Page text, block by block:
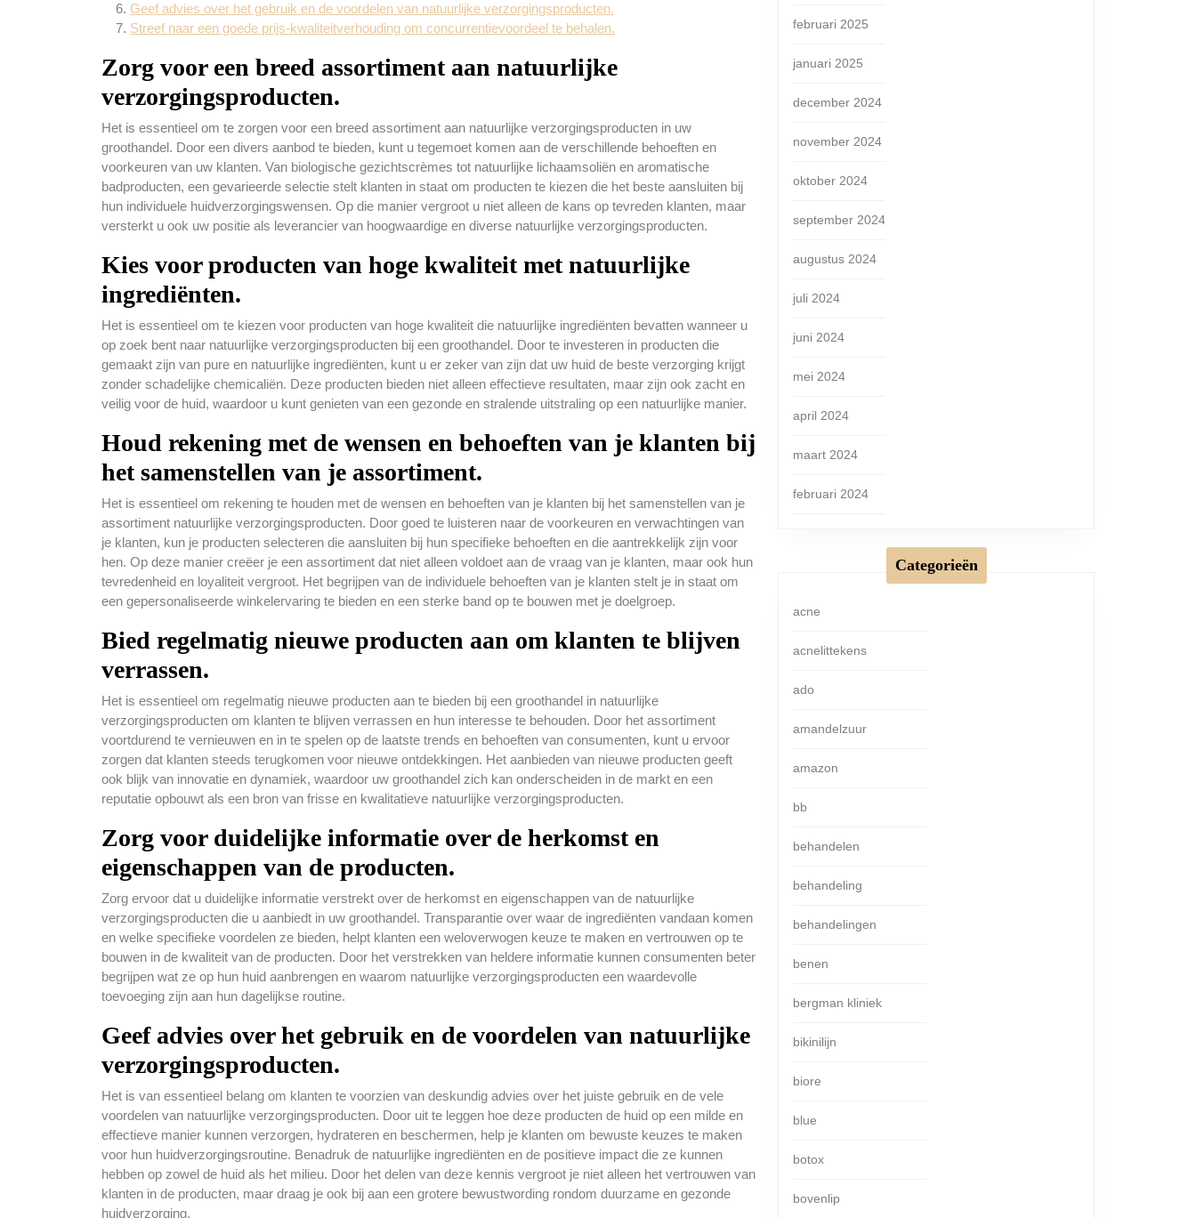
Geef advies over het gebruik en de voordelen van natuurlijke verzorgingsproducten.
Streef naar een goede prijs-kwaliteitverhouding om concurrentievoordeel te behalen.
Zorg voor een breed assortiment aan natuurlijke
verzorgingsproducten.
Het is essentieel om te zorgen voor een breed assortiment aan natuurlijke verzorgingsproducten in uw
groothandel. Door een divers aanbod te bieden, kunt u tegemoet komen aan de verschillende behoeften en
voorkeuren van uw klanten. Van biologische gezichtscrèmes tot natuurlijke lichaamsoliën en aromatische
badproducten, een gevarieerde selectie stelt klanten in staat om producten te kiezen die het beste aansluiten bij
hun individuele huidverzorgingswensen. Op die manier vergroot u niet alleen de kans op tevreden klanten, maar
versterkt u ook uw positie als leverancier van hoogwaardige en diverse natuurlijke verzorgingsproducten.
Kies voor producten van hoge kwaliteit met natuurlijke
ingrediënten.
Het is essentieel om te kiezen voor producten van hoge kwaliteit die natuurlijke ingrediënten bevatten wanneer u
op zoek bent naar natuurlijke verzorgingsproducten bij een groothandel. Door te investeren in producten die
gemaakt zijn van pure en natuurlijke ingrediënten, kunt u er zeker van zijn dat uw huid de beste verzorging krijgt
zonder schadelijke chemicaliën. Deze producten bieden niet alleen effectieve resultaten, maar zijn ook zacht en
veilig voor de huid, waardoor u kunt genieten van een gezonde en stralende uitstraling op een natuurlijke manier.
Houd rekening met de wensen en behoeften van je klanten bij
het samenstellen van je assortiment.
Het is essentieel om rekening te houden met de wensen en behoeften van je klanten bij het samenstellen van je
assortiment natuurlijke verzorgingsproducten. Door goed te luisteren naar de voorkeuren en verwachtingen van
je klanten, kun je producten selecteren die aansluiten bij hun specifieke behoeften en die aantrekkelijk zijn voor
hen. Op deze manier creëer je een assortiment dat niet alleen voldoet aan de vraag van je klanten, maar ook hun
tevredenheid en loyaliteit vergroot. Het begrijpen van de individuele behoeften van je klanten stelt je in staat om
een gepersonaliseerde winkelervaring te bieden en een sterke band op te bouwen met je doelgroep.
Bied regelmatig nieuwe producten aan om klanten te blijven
verrassen.
Het is essentieel om regelmatig nieuwe producten aan te bieden bij een groothandel in natuurlijke
verzorgingsproducten om klanten te blijven verrassen en hun interesse te behouden. Door het assortiment
voortdurend te vernieuwen en in te spelen op de laatste trends en behoeften van consumenten, kunt u ervoor
zorgen dat klanten steeds terugkomen voor nieuwe ontdekkingen. Het aanbieden van nieuwe producten geeft
ook blijk van innovatie en dynamiek, waardoor uw groothandel zich kan onderscheiden in de markt en een
reputatie opbouwt als een bron van frisse en kwalitatieve natuurlijke verzorgingsproducten.
Zorg voor duidelijke informatie over de herkomst en
eigenschappen van de producten.
Zorg ervoor dat u duidelijke informatie verstrekt over de herkomst en eigenschappen van de natuurlijke
verzorgingsproducten die u aanbiedt in uw groothandel. Transparantie over waar de ingrediënten vandaan komen
en welke specifieke voordelen ze bieden, helpt klanten een weloverwogen keuze te maken en vertrouwen op te
bouwen in de kwaliteit van de producten. Door het verstrekken van heldere informatie kunnen consumenten beter
begrijpen wat ze op hun huid aanbrengen en waarom natuurlijke verzorgingsproducten een waardevolle
toevoeging zijn aan hun dagelijkse routine.
Geef advies over het gebruik en de voordelen van natuurlijke
verzorgingsproducten.
Het is van essentieel belang om klanten te voorzien van deskundig advies over het juiste gebruik en de vele
voordelen van natuurlijke verzorgingsproducten. Door uit te leggen hoe deze producten de huid op een milde en
effectieve manier kunnen verzorgen, hydrateren en beschermen, help je klanten om bewuste keuzes te maken
voor hun huidverzorgingsroutine. Benadruk de natuurlijke ingrediënten en de positieve impact die ze kunnen
hebben op zowel de huid als het milieu. Door het delen van deze kennis vergroot je niet alleen het vertrouwen van
klanten in de producten, maar draag je ook bij aan een grotere bewustwording rondom duurzame en gezonde
huidverzorging.
februari 2025
januari 2025
december 2024
november 2024
oktober 2024
september 2024
augustus 2024
juli 2024
juni 2024
mei 2024
april 2024
maart 2024
februari 2024
Categorieën
acne
acnelittekens
ado
amandelzuur
amazon
bb
behandelen
behandeling
behandelingen
benen
bergman kliniek
bikinilijn
biore
blue
botox
bovenlip